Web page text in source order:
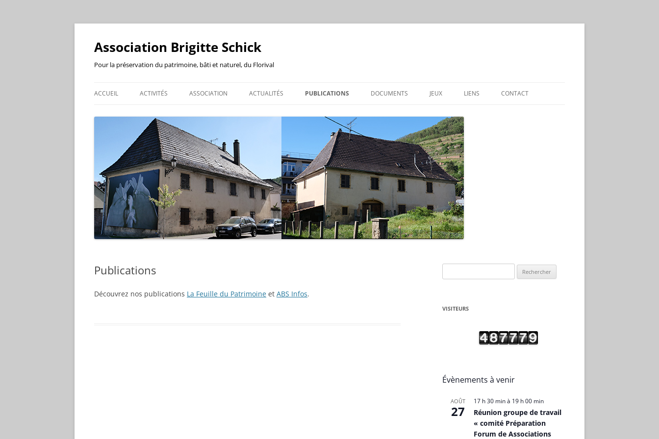
Aller
Association Brigitte Schick
Pour la préservation du patrimoine, bâti et naturel, du Florival
ACCUEIL ACTIVITÉS
RÉUNIONS
VISITES GUIDÉES
CONFÉRENCES
EXPOSITIONS
ASSOCIATION
ADHÉSION
BUREAU
ACTUALITÉS PUBLICATIONS
LA FEUILLE DU PATRIMOINE
DOCUMENTS JEUX LIENS CONTACT
Publications
Découvrez nos publications La Feuille du Patrimoine et ABS Infos.
VISITEURS
Évènements à venir
AOÛT
27
17 h 30 minà 19 h 00 min
Réunion groupe de travail
« comité Préparation
Forum de Associations